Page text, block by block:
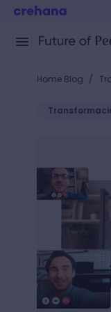
Home Blog /
¿Cuáles son